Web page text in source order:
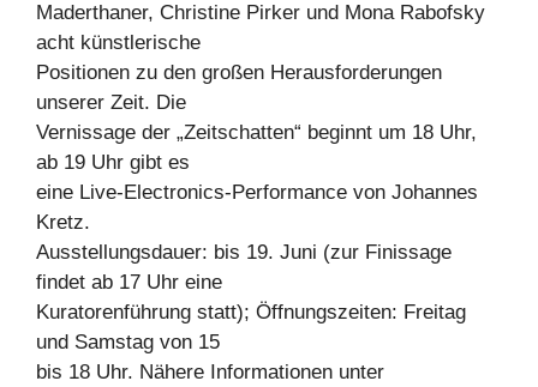
Maderthaner, Christine Pirker und Mona Rabofsky
acht künstlerische
Positionen zu den großen Herausforderungen
unserer Zeit. Die
Vernissage der „Zeitschatten“ beginnt um 18 Uhr,
ab 19 Uhr gibt es
eine Live-Electronics-Performance von Johannes
Kretz.
Ausstellungsdauer: bis 19. Juni (zur Finissage
findet ab 17 Uhr eine
Kuratorenführung statt); Öffnungszeiten: Freitag
und Samstag von 15
bis 18 Uhr. Nähere Informationen unter